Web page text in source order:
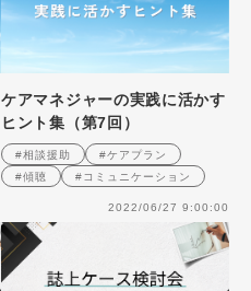
ケアマネジャーの実践に活かす
ヒント集（第7回）
#相談援助
#ケアプラン
#傾聴
#コミュニケーション
2022/06/27 9:00:00